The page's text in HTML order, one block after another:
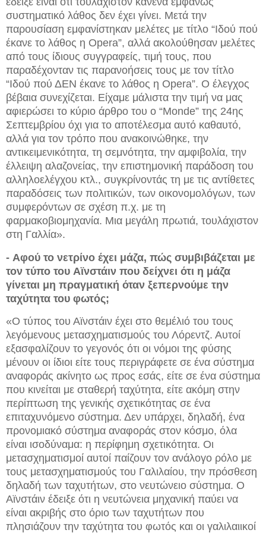
συστηματικό λάθος δεν έχει γίνει. Μετά την
παρουσίαση εμφανίστηκαν μελέτες με τίτλο “Ιδού πού
έκανε το λάθος η Opera”, αλλά ακολούθησαν μελέτες
από τους ίδιους συγγραφείς, τιμή τους, που
παραδέχονταν τις παρανοήσεις τους με τον τίτλο
“Ιδού πού ΔΕΝ έκανε το λάθος η Opera”. Ο έλεγχος
βέβαια συνεχίζεται. Είχαμε μάλιστα την τιμή να μας
αφιερώσει το κύριο άρθρο του ο “Monde” της 24ης
Σεπτεμβρίου όχι για το αποτέλεσμα αυτό καθαυτό,
αλλά για τον τρόπο που ανακοινώθηκε, την
αντικειμενικότητα, τη σεμνότητα, την αμφιβολία, την
έλλειψη αλαζονείας, την επιστημονική παράδοση του
αλληλοελέγχου κτλ., συγκρίνοντάς τη με τις αντίθετες
παραδόσεις των πολιτικών, των οικονομολόγων, των
συμφερόντων σε σχέση π.χ. με τη
φαρμακοβιομηχανία. Μια μεγάλη πρωτιά, τουλάχιστον
στη Γαλλία».
- Αφού το νετρίνο έχει μάζα, πώς συμβιβάζεται με
τον τύπο του Αϊνστάιν που δείχνει ότι η μάζα
γίνεται μη πραγματική όταν ξεπερνούμε την
ταχύτητα του φωτός;
«Ο τύπος του Αϊνστάιν έχει στο θεμέλιό του τους
λεγόμενους μετασχηματισμούς του Λόρεντζ. Αυτοί
εξασφαλίζουν το γεγονός ότι οι νόμοι της φύσης
μένουν οι ίδιοι είτε τους περιγράφετε σε ένα σύστημα
αναφοράς ακίνητο ως προς εσάς, είτε σε ένα σύστημα
που κινείται με σταθερή ταχύτητα, είτε ακόμη στην
περίπτωση της γενικής σχετικότητας σε ένα
επιταχυνόμενο σύστημα. Δεν υπάρχει, δηλαδή, ένα
προνομιακό σύστημα αναφοράς στον κόσμο, όλα
είναι ισοδύναμα: η περίφημη σχετικότητα. Οι
μετασχηματισμοί αυτοί παίζουν τον ανάλογο ρόλο με
τους μετασχηματισμούς του Γαλιλαίου, την πρόσθεση
δηλαδή των ταχυτήτων, στο νευτώνειο σύστημα. Ο
Αϊνστάιν έδειξε ότι η νευτώνεια μηχανική παύει να
είναι ακριβής στο όριο των ταχυτήτων που
πλησιάζουν την ταχύτητα του φωτός και οι γαλιλαιικοί